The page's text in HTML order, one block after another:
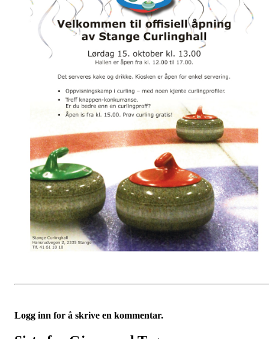
Logg inn for å skrive en kommentar.